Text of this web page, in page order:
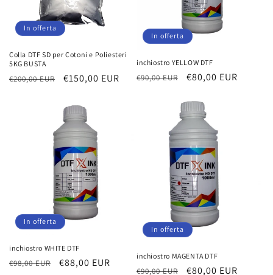
In offerta
Colla DTF SD per Cotoni e Poliesteri
5KG BUSTA
Prezzo
€200,00 EUR
Prezzo
€150,00 EUR
In offerta
inchiostro YELLOW DTF
Prezzo
€90,00 EUR
Prezzo
€80,00 EUR
In offerta
inchiostro WHITE DTF
Prezzo
€98,00 EUR
Prezzo
€88,00 EUR
In offerta
inchiostro MAGENTA DTF
Prezzo
€90,00 EUR
Prezzo
€80,00 EUR